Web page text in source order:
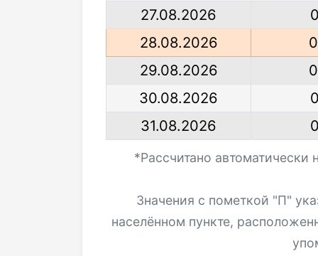
27.08.2026
28.08.2026
29.08.2026
30.08.2026
31.08.2026
*Рассчитано
Значения с пометкой "П"
населённом пункте,